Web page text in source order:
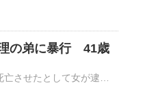
理の弟に暴行 41歳